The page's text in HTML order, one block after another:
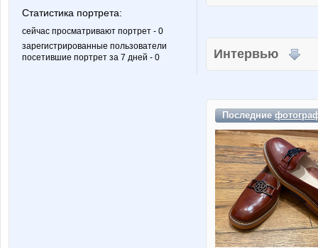
Статистика портрета:
сейчас просматривают портрет - 0
зарегистрированные пользователи
посетившие портрет за 7 дней - 0
Интервью
Последние